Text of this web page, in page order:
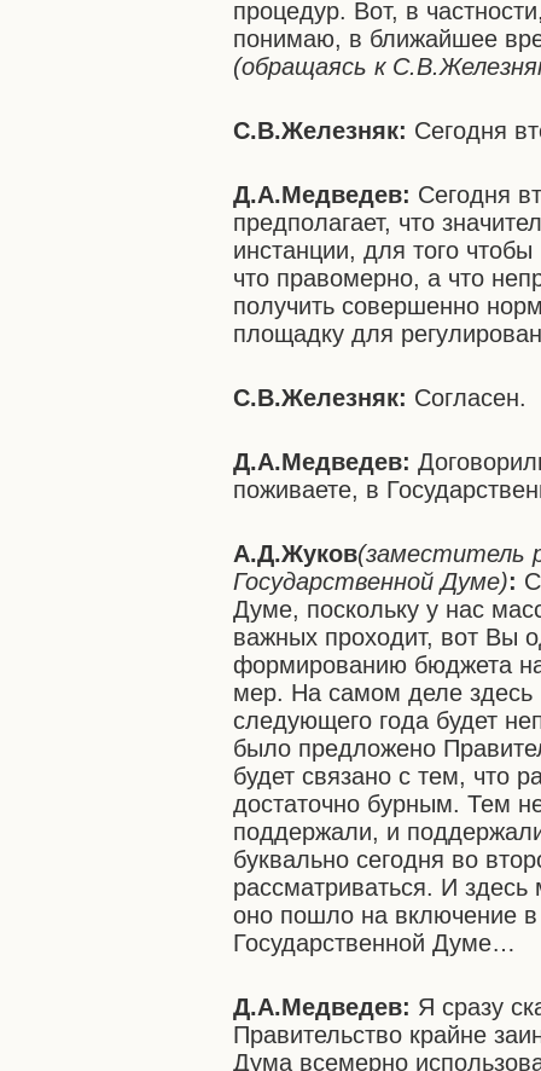
процедур. Вот, в
понимаю, в ближайшее
(обращаясь к
С.В.Железняк: Сегодня
Д.А.Медведев: Сегодня
предполагает, что
инстанции, для того
что правомерно, а что
получить совершенно
площадку для
С.В.Железняк: Согласен.
Д.А.Медведев:
поживаете, в
А.Д.Жуков(заместитель
Государственной Думе):
Думе, поскольку у нас
важных проходит, вот Вы
формированию бюджета
мер. На самом деле
следующего года будет
было предложено
будет связано с тем, что
достаточно бурным. Тем
поддержали, и
буквально сегодня во
рассматриваться. И
оно пошло на включение
Государственной Думе…
Д.А.Медведев: Я сразу
Правительство крайне
Дума всемерно